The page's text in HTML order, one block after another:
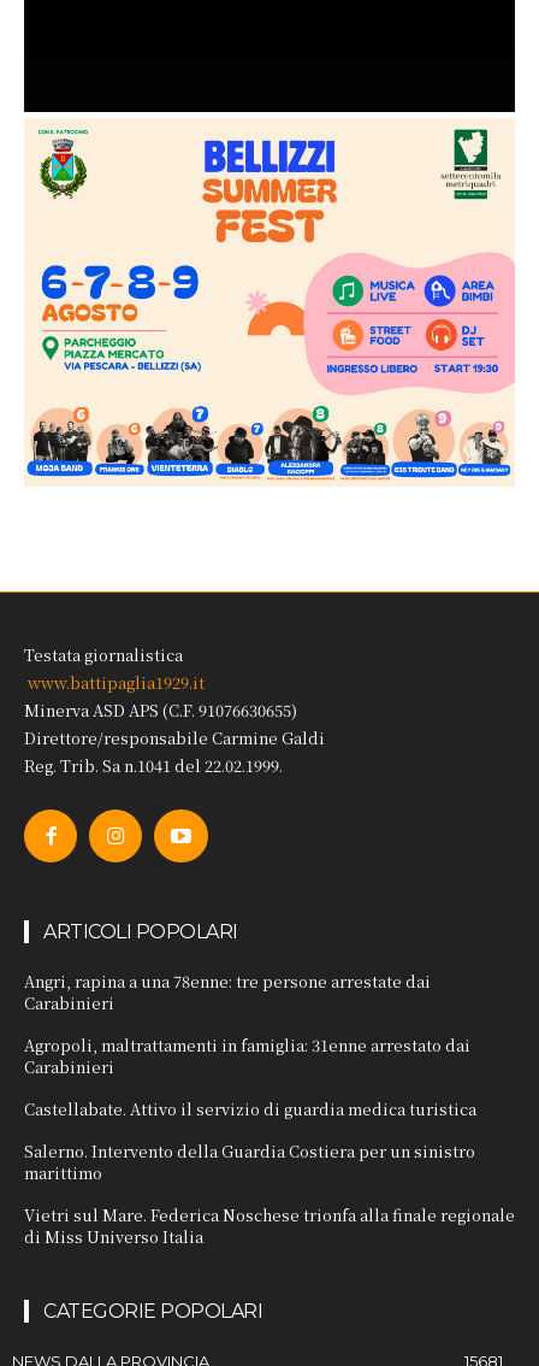
Testata giornalistica
www.battipaglia1929.it
Minerva ASD APS (C.F. 91076630655)
Direttore/responsabile Carmine Galdi
Reg. Trib. Sa n.1041 del 22.02.1999.
ARTICOLI POPOLARI
Angri, rapina a una 78enne: tre persone arrestate dai
Carabinieri
Agropoli, maltrattamenti in famiglia: 31enne arrestato dai
Carabinieri
Castellabate. Attivo il servizio di guardia medica turistica
Salerno. Intervento della Guardia Costiera per un sinistro
marittimo
Vietri sul Mare. Federica Noschese trionfa alla finale regionale
di Miss Universo Italia
CATEGORIE POPOLARI
NEWS DALLA PROVINCIA 15681